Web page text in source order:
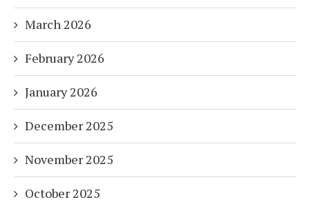
March 2026
February 2026
January 2026
December 2025
November 2025
October 2025